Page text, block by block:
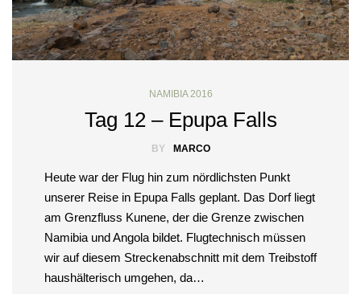
NAMIBIA 2016
Tag 12 – Epupa Falls
BY MARCO
Heute war der Flug hin zum nördlichsten Punkt
unserer Reise in Epupa Falls geplant. Das Dorf liegt
am Grenzfluss Kunene, der die Grenze zwischen
Namibia und Angola bildet. Flugtechnisch müssen
wir auf diesem Streckenabschnitt mit dem Treibstoff
haushälterisch umgehen, da…